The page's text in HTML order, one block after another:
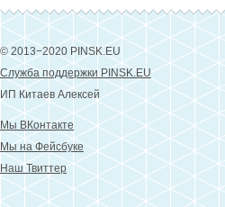
© 2013−2020 PINSK.EU
Служба поддержки PINSK.EU
ИП Китаев Алексей
Мы ВКонтакте
Мы на Фейсбуке
Наш Твиттер